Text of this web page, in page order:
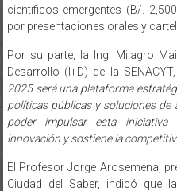
científicos emergentes (B/.
por presentaciones orales y
Por su parte, la Ing. Milagro
Desarrollo (I+D) de la
2025 será una plataforma
políticas públicas y soluciones
poder impulsar esta
innovación y sostiene la
El Profesor Jorge Arosemena,
Ciudad del Saber, indicó que